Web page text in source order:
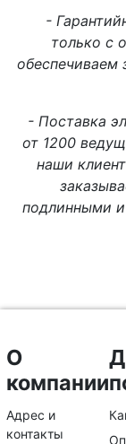
-
только с
обеспечиваем
- Поставка
от 1200
наши
подлинными и
О
компании
Адрес и
контакты